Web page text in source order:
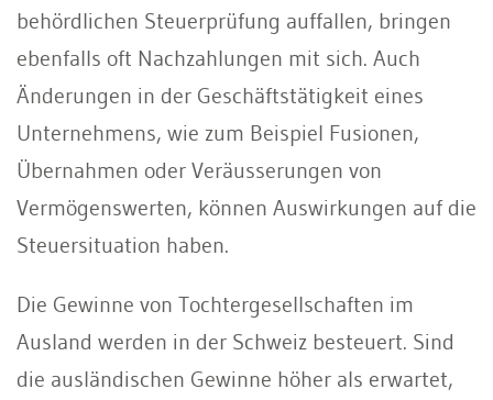
behördlichen Steuerprüfung auffallen, bringen
ebenfalls oft Nachzahlungen mit sich. Auch
Änderungen in der Geschäftstätigkeit eines
Unternehmens, wie zum Beispiel Fusionen,
Übernahmen oder Veräusserungen von
Vermögenswerten, können Auswirkungen auf die
Steuersituation haben.
Die Gewinne von Tochtergesellschaften im
Ausland werden in der Schweiz besteuert. Sind
die ausländischen Gewinne höher als erwartet,